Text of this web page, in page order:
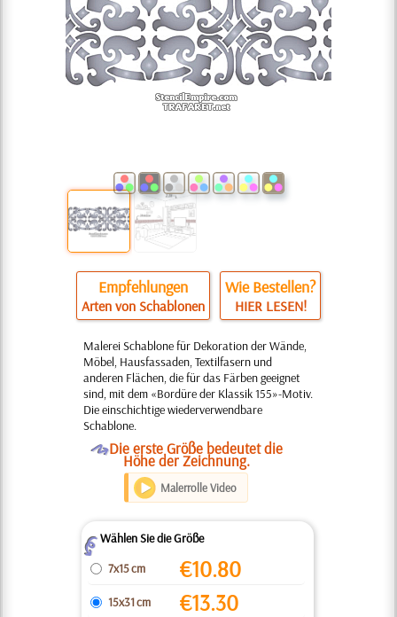
Empfehlungen
Arten von Schablonen
Wie Bestellen?
HIER LESEN!
Malerei Schablone für Dekoration der Wände,
Möbel, Hausfassaden, Textilfasern und
anderen Flächen, die für das Färben geeignet
sind, mit dem «Bordüre der Klassik 155»-Motiv.
Die einschichtige wiederverwendbare
Schablone.
ODie erste Größe bedeutet die
Höhe der Zeichnung.
Malerrolle Video
ZWählen Sie die Größe
7x15 cm
€10.80
15x31 cm €13.30